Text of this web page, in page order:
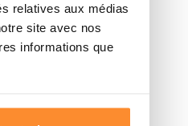
relatives aux médias
site avec nos
informations que